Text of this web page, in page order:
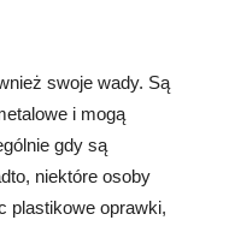
swoje wady. Są
i mogą
gdy są
niektóre osoby
plastikowe oprawki,